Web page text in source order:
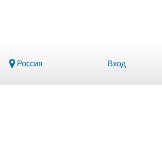
Россия Вход